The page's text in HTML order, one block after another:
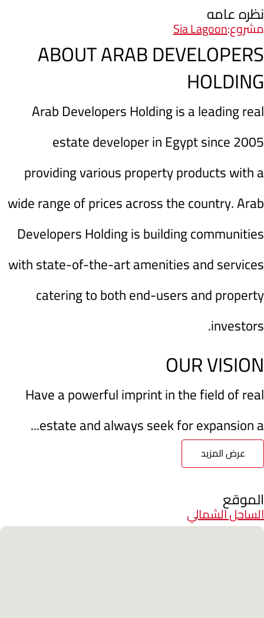
نظره عامه
مشروع:Sia Lagoon
ABOUT ARAB DEVELOPERS
HOLDING
Arab Developers Holding is a leading real
estate developer in Egypt since 2005
providing various property products with a
wide range of prices across the country. Arab
Developers Holding is building communities
with state-of-the-art amenities and services
catering to both end-users and property
investors.
OUR VISION
Have a powerful imprint in the field of real
estate and always seek for expansion a...
عرض المزيد
الموقع
الساحل الشمالي